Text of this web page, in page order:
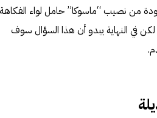
من نصيب “ماسوكا” حامل لواء الفكاهة
لكن في النهاية يبدو أن هذا السؤال سوف